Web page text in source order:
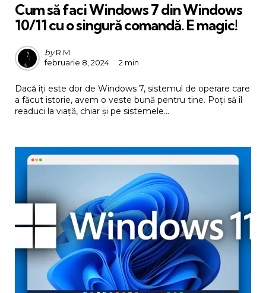
Cum să faci Windows 7 din Windows
10/11 cu o singură comandă. E magic!
Posted
by
by R.M.
februarie 8, 2024
2 min
Dacă îți este dor de Windows 7, sistemul de operare care
a făcut istorie, avem o veste bună pentru tine. Poți să îl
readuci la viață, chiar și pe sistemele...